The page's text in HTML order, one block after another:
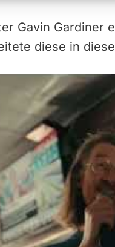
Gavin Gardiner
diese in